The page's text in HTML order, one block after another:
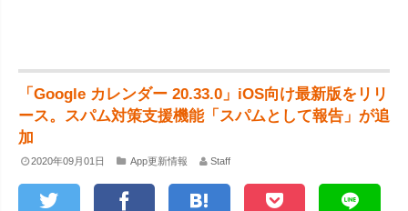
「Google カレンダー 20.33.0」iOS向け最新版をリリ
ース。スパム対策支援機能「スパムとして報告」が追
加
2020年09月01日 App更新情報 Staff